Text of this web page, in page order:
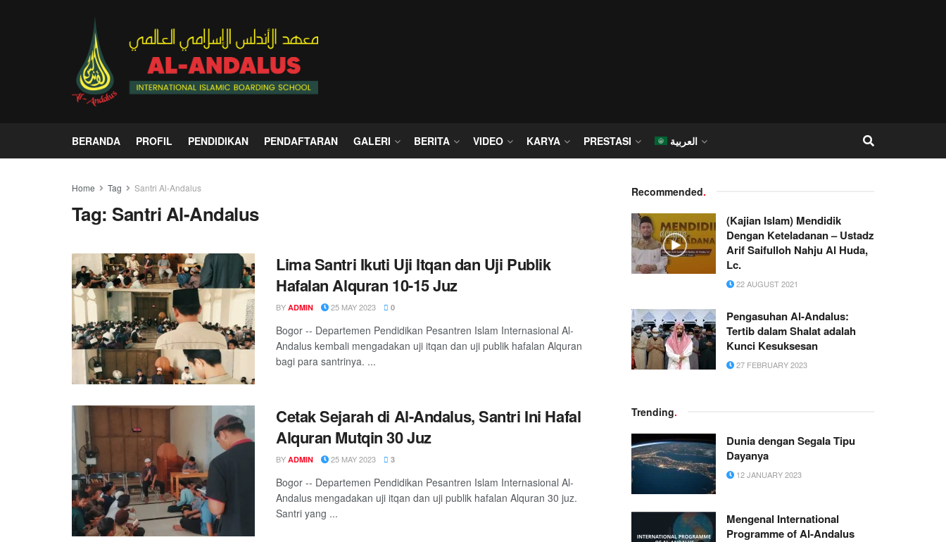
BERANDA PROFIL PENDIDIKAN PENDAFTARAN GALERI BERITA VIDEO KARYA PRESTASI العربية
Home Tag Santri Al-Andalus
Tag: Santri Al-Andalus
Lima Santri Ikuti Uji Itqan dan Uji Publik
Hafalan Alquran 10-15 Juz
BY ADMIN 25 MAY 2023 0
Bogor -- Departemen Pendidikan Pesantren Islam Internasional Al-
Andalus kembali mengadakan uji itqan dan uji publik hafalan Alquran
bagi para santrinya. ...
Cetak Sejarah di Al-Andalus, Santri Ini Hafal
Alquran Mutqin 30 Juz
BY ADMIN 25 MAY 2023 3
Bogor -- Departemen Pendidikan Pesantren Islam Internasional Al-
Andalus mengadakan uji itqan dan uji publik hafalan Alquran 30 juz.
Santri yang ...
Recommended.
(Kajian Islam) Mendidik
Dengan Keteladanan – Ustadz
Arif Saifulloh Nahju Al Huda,
Lc.
22 AUGUST 2021
Pengasuhan Al-Andalus:
Tertib dalam Shalat adalah
Kunci Kesuksesan
27 FEBRUARY 2023
Trending.
Dunia dengan Segala Tipu
Dayanya
12 JANUARY 2023
Mengenal International
Programme of Al-Andalus